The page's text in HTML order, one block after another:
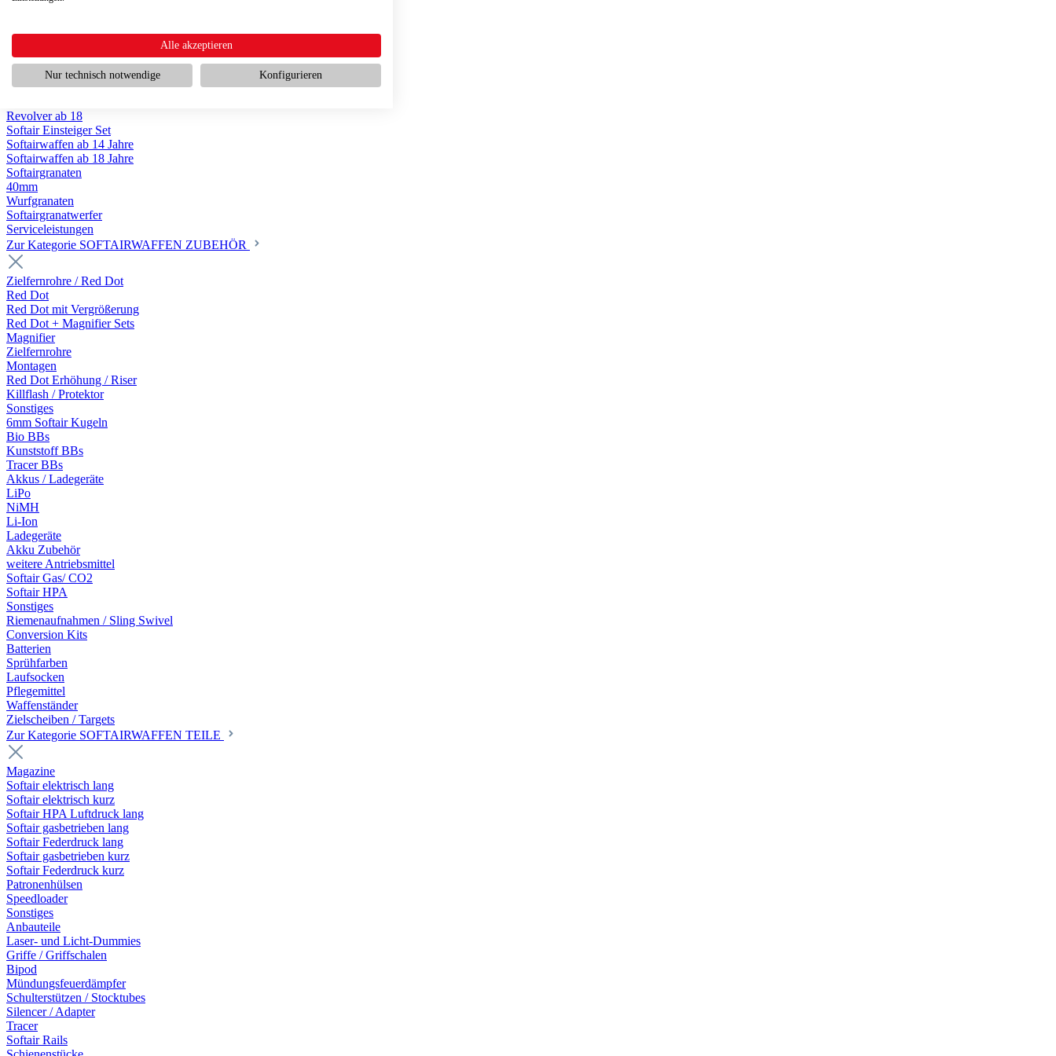
Scharfschützengewehr ab 18
Softair Pistolen
Softair Pistolen elektrisch ab 14
Softair Pistolen Federdruck ab 14
Softair Pistolen HPA Luftdruck ab 18
Revolver ab 18
Softair Einsteiger Set
Softairwaffen ab 14 Jahre
Softairwaffen ab 18 Jahre
Softairgranaten
40mm
Wurfgranaten
Softairgranatwerfer
Serviceleistungen
Zur Kategorie SOFTAIRWAFFEN ZUBEHÖR
Zielfernrohre / Red Dot
Red Dot
Red Dot mit Vergrößerung
Red Dot + Magnifier Sets
Magnifier
Zielfernrohre
Montagen
Red Dot Erhöhung / Riser
Killflash / Protektor
Sonstiges
6mm Softair Kugeln
Bio BBs
Kunststoff BBs
Tracer BBs
Akkus / Ladegeräte
LiPo
NiMH
Li-Ion
Ladegeräte
Akku Zubehör
weitere Antriebsmittel
Softair Gas/ CO2
Softair HPA
Sonstiges
Riemenaufnahmen / Sling Swivel
Conversion Kits
Batterien
Sprühfarben
Laufsocken
Pflegemittel
Waffenständer
Zielscheiben / Targets
Zur Kategorie SOFTAIRWAFFEN TEILE
Magazine
Softair elektrisch lang
Softair elektrisch kurz
Softair HPA Luftdruck lang
Softair gasbetrieben lang
Softair Federdruck lang
Softair gasbetrieben kurz
Softair Federdruck kurz
Patronenhülsen
Speedloader
Sonstiges
Anbauteile
Laser- und Licht-Dummies
Griffe / Griffschalen
Bipod
Mündungsfeuerdämpfer
Schulterstützen / Stocktubes
Silencer / Adapter
Tracer
Softair Rails
Alle akzeptieren
Nur technisch notwendige Konfigurieren